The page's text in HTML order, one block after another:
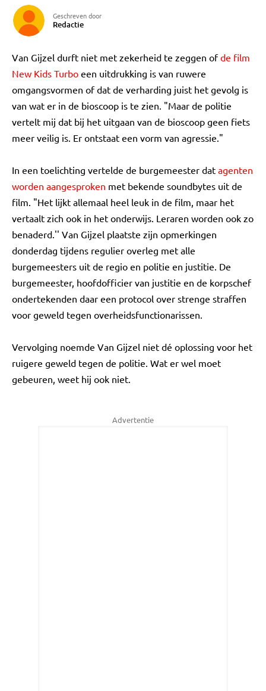
Geschreven door
Redactie
Van Gijzel durft niet met zekerheid te zeggen ofde film
New Kids Turbo een uitdrukking is van ruwere
omgangsvormen of dat de verharding juist het gevolg is
van wat er in de bioscoop is te zien. "Maar de politie
vertelt mij dat bij het uitgaan van de bioscoop geen fiets
meer veilig is. Er ontstaat een vorm van agressie."
In een toelichting vertelde de burgemeester dat agenten
worden aangesproken met bekende soundbytes uit de
film. "Het lijkt allemaal heel leuk in de film, maar het
vertaalt zich ook in het onderwijs. Leraren worden ook zo
benaderd.'' Van Gijzel plaatste zijn opmerkingen
donderdag tijdens regulier overleg met alle
burgemeesters uit de regio en politie en justitie. De
burgemeester, hoofdofficier van justitie en de korpschef
ondertekenden daar een protocol over strenge straffen
voor geweld tegen overheidsfunctionarissen.
Vervolging noemde Van Gijzel niet dé oplossing voor het
ruigere geweld tegen de politie. Wat er wel moet
gebeuren, weet hij ook niet.
Advertentie